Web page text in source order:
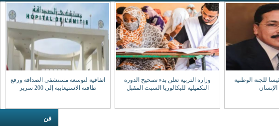
للجنة الوطنية
وزارة التربية تعلن بدء تصحيح الدورة
التكميلية للبكالوريا السبت المقبل
اتفاقية لتوسعة مستشفى الصداقة ورفع
طاقته الاستيعابية إلى 200 سرير
فن